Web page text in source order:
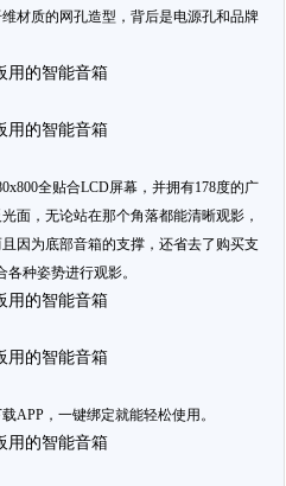
材质的网孔造型，背后是电源孔和品牌
全贴合LCD屏幕，并拥有178度的广
面，无论站在那个角落都能清晰观影，
因为底部音箱的支撑，还省去了购买支
种姿势进行观影。
APP，一键绑定就能轻松使用。